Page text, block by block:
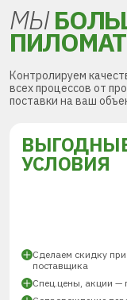
МЫ
Контролируем
всех процессов от
поставки на ваш
УСЛОВИЯ
Сделаем скидку при
поставщика
Спец.цены, акции —